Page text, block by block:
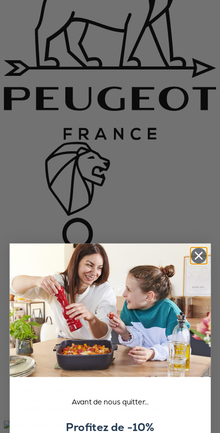
Duos et combi 2 en 1
Pack Paris-Rama Ardoise et Ivoire 18 cm
Avant de nous quitter…
Profitez de -10%